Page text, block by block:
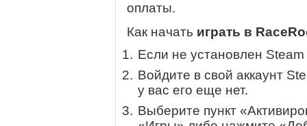
оплаты.
Как начать играть в
Если не установлен
Войдите в свой аккаунт
у вас его еще нет.
Выберите пункт